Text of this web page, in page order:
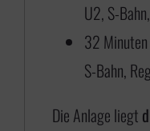
U2, S-
32
S-Bahn,
Die Anlage liegt